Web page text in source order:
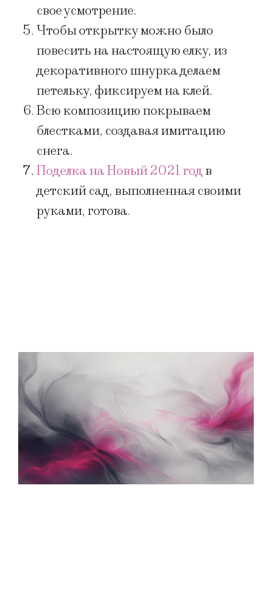
свое усмотрение.
Чтобы открытку можно было
повесить на настоящую елку, из
декоративного шнурка делаем
петельку, фиксируем на клей.
Всю композицию покрываем
блестками, создавая имитацию
снега.
Поделка на Новый 2021 годв
детский сад, выполненная своими
руками, готова.